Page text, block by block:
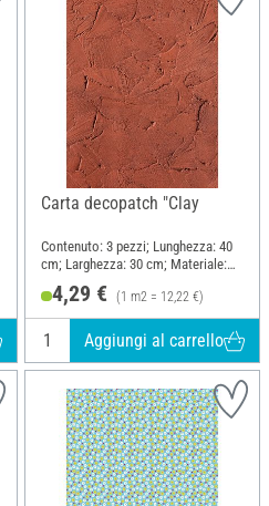
Carta decopatch "Clay
Contenuto: 3 pezzi; Lunghezza: 40
cm; Larghezza: 30 cm; Materiale:
Carta
4,29 € (1 m2 = 12,22 €)
Aggiungi al carrello